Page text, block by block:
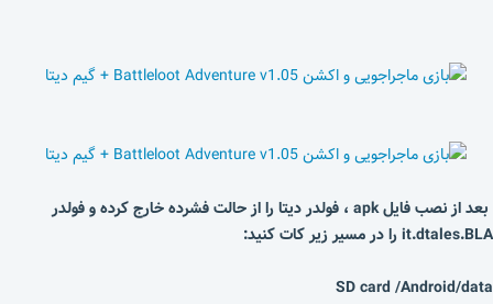
بعد از نصب فایل apk ، فولدر دیتا را از حالت فشرده خارج کرده و فولدر
it.dtales.BLA را در مسیر زیر کات کنید:
SD card /Android/data